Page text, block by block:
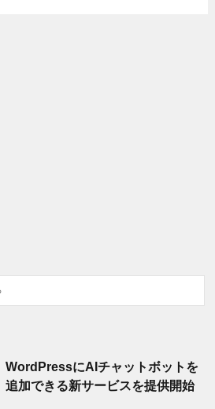
WordPressにAIチャットボットを
追加できる新サービスを提供開始